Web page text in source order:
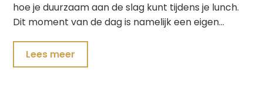
hoe je duurzaam aan de slag kunt tijdens je lunch.
Dit moment van de dag is namelijk een eigen…
Lees meer